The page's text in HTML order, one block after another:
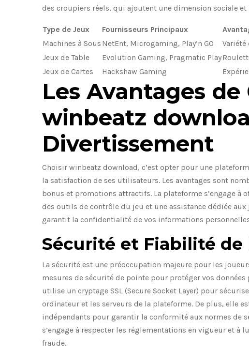
des croupiers réels, qui ajoutent une dimension sociale et
Type de Jeux Fournisseurs Principaux
Machines à Sous NetEnt, Microgaming, Play’n GO
Jeux de Table
Evolution Gaming, Pragmatic Play
Jeux de Cartes
Hackshaw Gaming
Les Avantages de
winbeatz
Divertissement
Choisir winbeatz download, c’est opter pour une
la satisfaction de ses utilisateurs. Les avantages sont
bonus et promotions attractifs. La plateforme s’engage à
des outils de contrôle du jeu et une assistance dédiée
garantit la confidentialité de vos informations
Sécurité et Fiabilité de
La sécurité est une préoccupation majeure pour les
mesures de sécurité de pointe pour protéger vos
utilise un cryptage SSL (Secure Socket Layer) pour
ordinateur et les serveurs de la plateforme. De plus, elle
indépendants pour garantir la conformité aux normes de
s’engage à respecter les réglementations en vigueur et à
fraude.